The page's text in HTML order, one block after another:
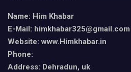
Name: Him Khabar
E-Mail: himkhabar325@gmail.com
Website: www.Himkhabar.in
Phone:
Address: Dehradun, uk